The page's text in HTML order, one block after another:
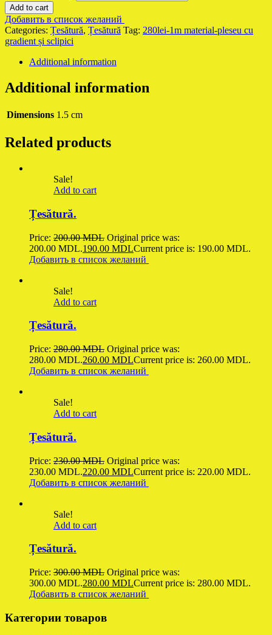
Add to cart
Добавить в список желаний
Categories: Țesătură, Țesătură Tag: 280lei-1m material-pleseu cu
gradient și sclipici
Additional information
Additional information
Dimensions 1.5 cm
Related products
Sale!
Add to cart
Țesătură.
Price: 200.00MDL Original price was:
200.00 MDL.190.00 MDLCurrent price is: 190.00 MDL.
Добавить в список желаний
Sale!
Add to cart
Țesătură.
Price: 280.00MDL Original price was:
280.00 MDL.260.00 MDLCurrent price is: 260.00 MDL.
Добавить в список желаний
Sale!
Add to cart
Țesătură.
Price: 230.00MDL Original price was:
230.00 MDL.220.00 MDLCurrent price is: 220.00 MDL.
Добавить в список желаний
Sale!
Add to cart
Țesătură.
Price: 300.00MDL Original price was:
300.00 MDL.280.00 MDLCurrent price is: 280.00 MDL.
Добавить в список желаний
Категории товаров